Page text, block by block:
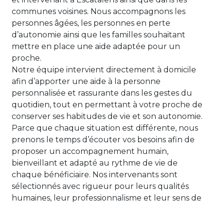
communes voisines. Nous accompagnons les
personnes âgées, les personnes en perte
d’autonomie ainsi que les familles souhaitant
mettre en place une aide adaptée pour un
proche.
Notre équipe intervient directement à domicile
afin d’apporter une aide à la personne
personnalisée et rassurante dans les gestes du
quotidien, tout en permettant à votre proche de
conserver ses habitudes de vie et son autonomie.
Parce que chaque situation est différente, nous
prenons le temps d’écouter vos besoins afin de
proposer un accompagnement humain,
bienveillant et adapté au rythme de vie de
chaque bénéficiaire. Nos intervenants sont
sélectionnés avec rigueur pour leurs qualités
humaines, leur professionnalisme et leur sens de